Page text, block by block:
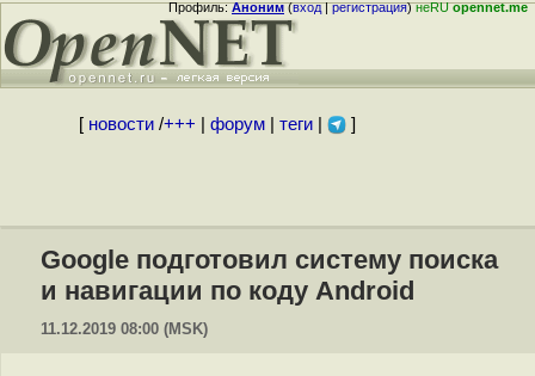
Профиль:Аноним(вход|регистрация)неRUopennet.me
[ новости/+++ форум| теги| ]
Google подготовил систему поиска
и навигации по коду Android
11.12.2019 08:00 (MSK)